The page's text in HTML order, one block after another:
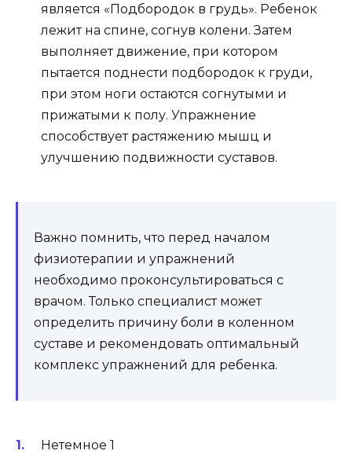
является «Подбородок в грудь». Ребенок
лежит на спине, согнув колени. Затем
выполняет движение, при котором
пытается поднести подбородок к груди,
при этом ноги остаются согнутыми и
прижатыми к полу. Упражнение
способствует растяжению мышц и
улучшению подвижности суставов.
Важно помнить, что перед началом
физиотерапии и упражнений
необходимо проконсультироваться с
врачом. Только специалист может
определить причину боли в коленном
суставе и рекомендовать оптимальный
комплекс упражнений для ребенка.
Нетемное 1